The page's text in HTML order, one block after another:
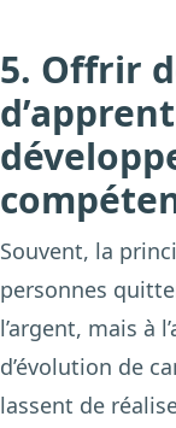
5. Offrir
Souvent, la
personnes
l’argent, mais à
d’évolution de
lassent de